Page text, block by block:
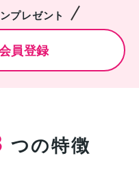
プレゼント
員登録
つの特徴